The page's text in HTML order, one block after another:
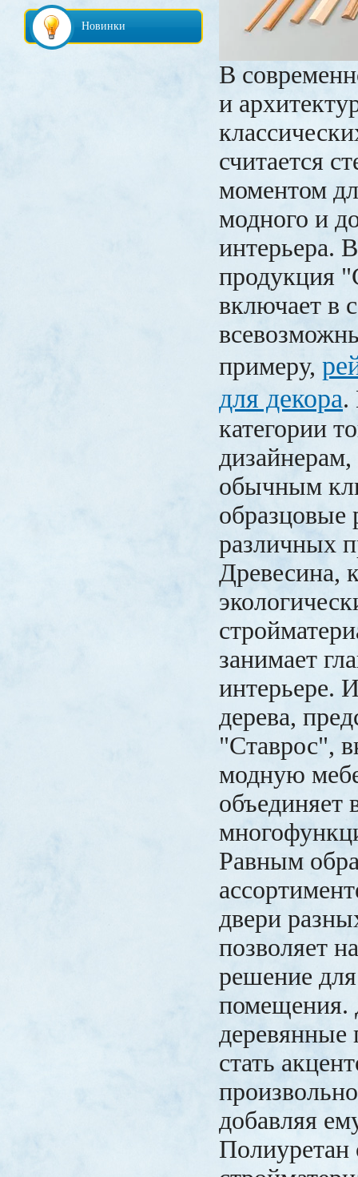
Новинки
В
и
считается
моментом
модного и
интерьера.
продукция
включает в
примеру,
для декора.
категории
обычным
образцовые
различных
Древесина,
занимает
интерьере.
дерева,
"Ставрос",
модную
объединяет
Равным
двери
позволяет
решение
помещения.
деревянные
стать
добавляя
Полиуретан